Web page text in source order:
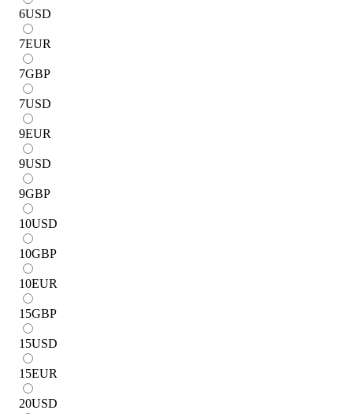
6USD
7EUR
7GBP
7USD
9EUR
9USD
9GBP
10USD
10GBP
10EUR
15GBP
15USD
15EUR
20USD